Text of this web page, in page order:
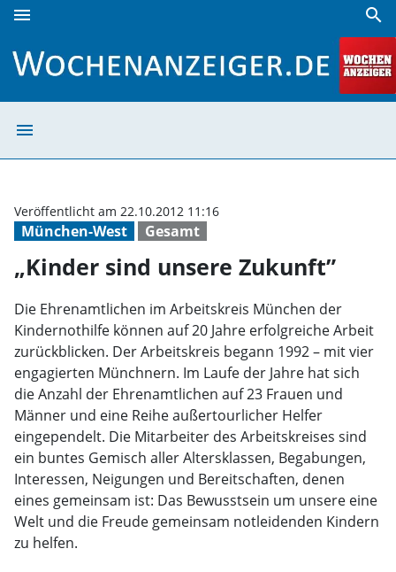
menu search
menu
München-West Gesamt
Veröffentlicht am 22.10.2012 11:16
„Kinder sind unsere Zukunft”
Die Ehrenamtlichen im Arbeitskreis München der
Kindernothilfe können auf 20 Jahre erfolgreiche Arbeit
zurückblicken. Der Arbeitskreis begann 1992 – mit vier
engagierten Münchnern. Im Laufe der Jahre hat sich
die Anzahl der Ehrenamtlichen auf 23 Frauen und
Männer und eine Reihe außertourlicher Helfer
eingependelt. Die Mitarbeiter des Arbeitskreises sind
ein buntes Gemisch aller Altersklassen, Begabungen,
Interessen, Neigungen und Bereitschaften, denen
eines gemeinsam ist: Das Bewusstsein um unsere eine
Welt und die Freude gemeinsam notleidenden Kindern
zu helfen.